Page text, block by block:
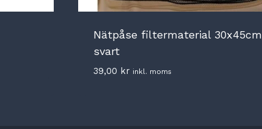
Nätpåse filtermaterial 30x45cm
svart
39,00 kr inkl. moms